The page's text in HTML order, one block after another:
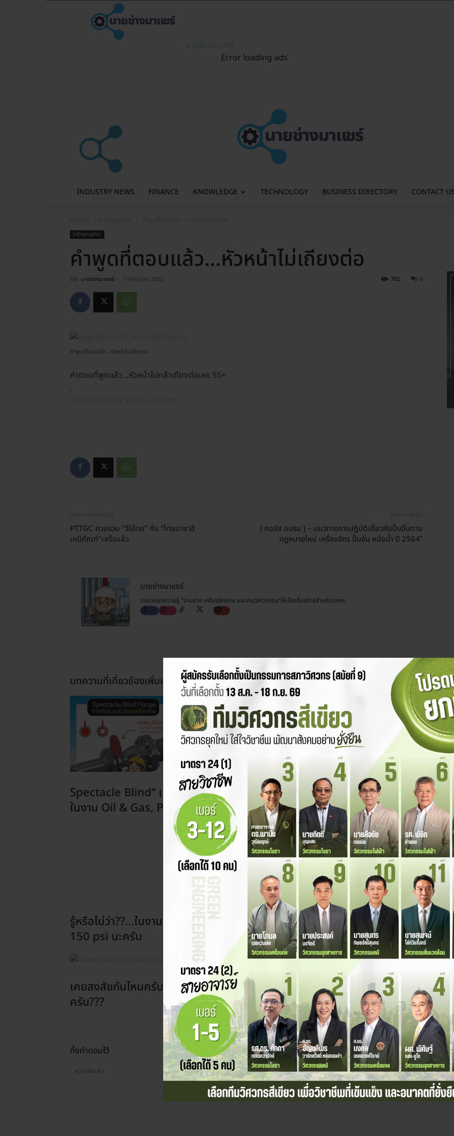
Error loading ads
INDUSTRY NEWS FINANCE KNOWLEDGE TECHNOLOGY BUSINESS DIRECTORY CONTACT
Infographic
คำพูดที่ตอบแล้ว…หัวหน้าไม่เถียงต่อ
โดย นายช่างมาแชร์ 7 กรกฎาคม 2022 0
702
คำพูดที่ตอบแล้ว...หัวหน้าไม่เถียงต่อ
คำตอบที่พูดแล้ว…หัวหน้าไม่กล้าเถียงต่อเลย 55+
.
PTTGC ควบรวม “วีนิไทย” กับ “ไทยอาซาฮี
เคมีภัณฑ์”เสร็จแล้ว
[ คอร์ส อบรม ] – แนวทางการปฏิบัติเกี่ยวกับปั้นจั่นตาม
กฎหมายใหม่ เครื่องจักร ปั้นจั่น หม้อน้ำ ปี 2564″
นายช่างมาแชร์
ขอมาแชร์ความรู้ "งานช่าง เครื่องจักรกล และงานวิศวกรรม"ให้เป็นเรื่องง่ายสำหรับทุกคน
บทความที่เกี่ยวข้องเพิ่มเติมจากผู้เขียน
Spectacle Blind” เป็นอุปกรณ์ที่ใช้ “ตัดแยก” Process ในระบบท่อ โดยเฉพาะ
ในงาน Oil & Gas, Petrochemical และ Power Plant
รู้หรือไม่ว่า??…ในงานท่อและวาล์ว คำว่า Class150 ไม่ได้แปลว่าทนแรงดันได้
150 psi นะครับ
เคยสงสัยกันไหมครับว่า…ตัวอักษรที่อยู่ยน Body valve มันหมายถึงอะไรกันนะ
ครับ???
ทิ้งคำตอบไว้